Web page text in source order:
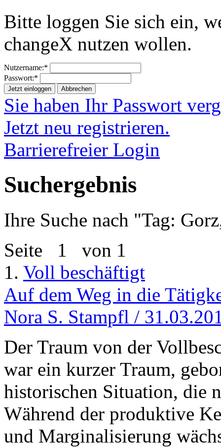
Bitte loggen Sie sich ein,
changeX nutzen wollen.
Nutzername:*
Passwort:*
Jetzt einloggen Abbrechen
Sie haben Ihr Passwort
Jetzt neu registrieren.
Barrierefreier Login
Suchergebnis
Ihre Suche nach "Tag:
Seite 1 von 1
1. Voll beschäftigt
Auf dem Weg in die
Nora S. Stampfl /
Der Traum von der
war ein kurzer Traum,
historischen Situation, die
Während der produktive
und Marginalisierung